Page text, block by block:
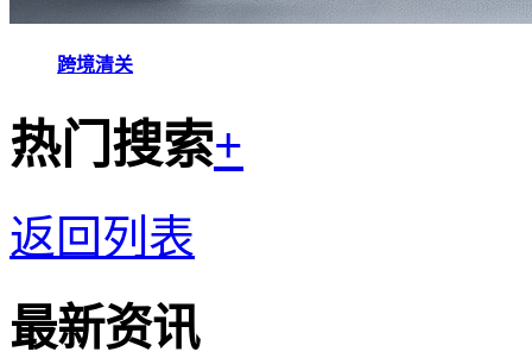
跨境清关
热门搜索+
返回列表
最新资讯